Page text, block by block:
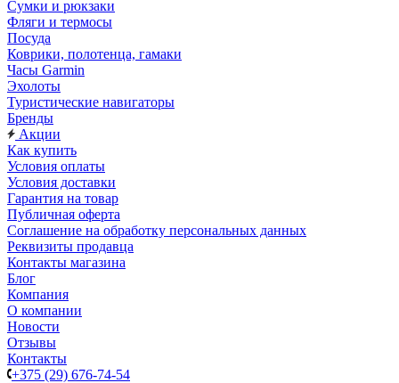
Сумки и рюкзаки
Фляги и термосы
Посуда
Коврики, полотенца, гамаки
Часы Garmin
Эхолоты
Туристические навигаторы
Бренды
Акции
Как купить
Условия оплаты
Условия доставки
Гарантия на товар
Публичная оферта
Соглашение на обработку персональных данных
Реквизиты продавца
Контакты магазина
Блог
Компания
О компании
Новости
Отзывы
Контакты
+375 (29) 676-74-54